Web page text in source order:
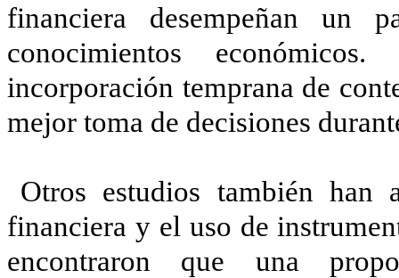
financiera desempeñan un
conocimientos
incorporación temprana de
mejor toma de decisiones
Otros estudios también han
financiera y el uso de
encontraron que una